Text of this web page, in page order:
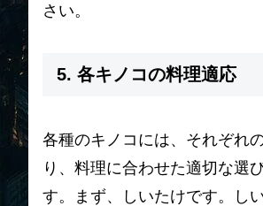
さい。
5. 各キノコの料理適応
各種のキノコには、それぞれ
り、料理に合わせた適切な選
す。まず、しいたけです。し